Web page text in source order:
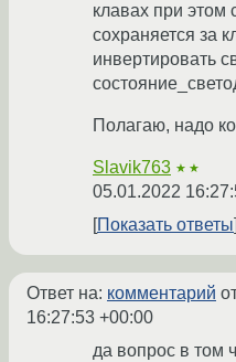
клавах при этом
сохраняется за
инвертировать
Полагаю, надо
Slavik763 ★★
05.01.2022
Показать ответы
Ответ на: комментарий
16:27:53 +00:00
да вопрос в том